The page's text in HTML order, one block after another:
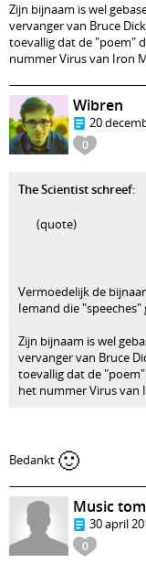
Zijn bijnaam is wel
vervanger van Bruce
toevallig dat de "poem"
nummer Virus van Iron
0
Wibren
20
The Scientist schreef:
(quote)
Vermoedelijk de
Iemand die
Zijn bijnaam is wel
vervanger van Bruce
toevallig dat de
het nummer Virus van
Bedankt 🙂
0
Music
30 april